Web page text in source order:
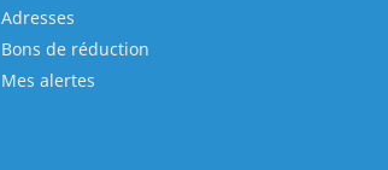
Adresses
Bons de réduction
Mes alertes